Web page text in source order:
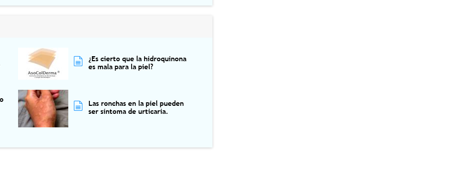
¿Es cierto que la hidroquinona
es mala para la piel?
Las ronchas en la piel pueden
ser síntoma de urticaria.